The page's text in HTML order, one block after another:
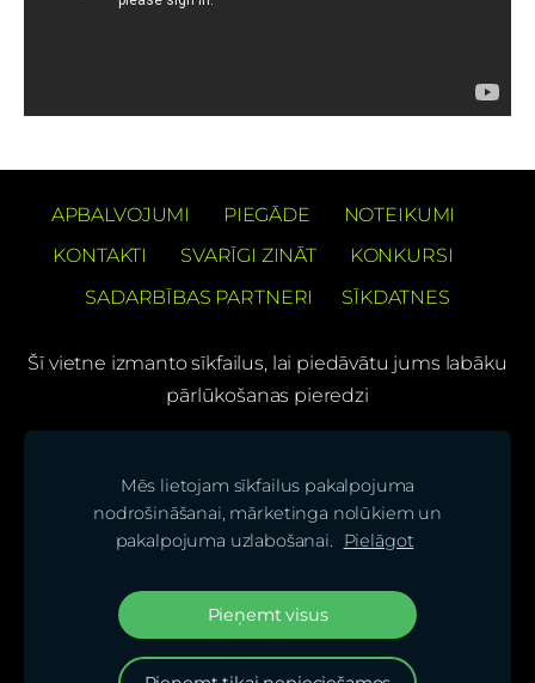
APBALVOJUMI PIEGĀDE
NOTEIKUMI
KONTAKTI
SVARĪGI ZINĀT
KONKURSI
SADARBĪBAS PARTNERI
SĪKDATNES
Šī vietne izmanto sīkfailus, lai piedāvātu jums labāku
pārlūkošanas pieredzi
(C) SIA "BS bicycles"
Seko mums mūsu sociālajos tīklos un uzzini
jaunumus pirmais!
Mēs lietojam sīkfailus pakalpojuma
nodrošināšanai, mārketinga nolūkiem un
pakalpojuma uzlabošanai.
Pielāgot
Pieņemt visus